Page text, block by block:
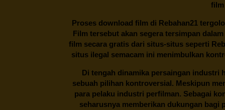
film
Proses download film di Rebahan21
Film tersebut akan segera tersimpan
film secara gratis dari situs-situs seperti
situs ilegal semacam ini menimbulkan
Di tengah dinamika persaingan industri
sebuah pilihan kontroversial. Meskipun
para pelaku industri perfilman. Sebagai
seharusnya memberikan dukungan bagi